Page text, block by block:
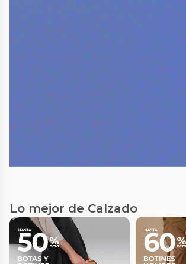
Lo mejor de Calzado